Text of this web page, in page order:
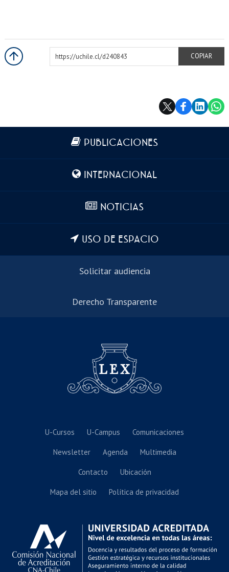
https://uchile.cl/d240843
COPIAR
Más información
PUBLICACIONES
INTERNACIONAL
NOTICIAS
USO DE ESPACIO
Solicitar audiencia
Derecho Transparente
U-Cursos U-Campus Comunicaciones
Newsletter Agenda Multimedia
Contacto Ubicación
Mapa del sitio Política de privacidad